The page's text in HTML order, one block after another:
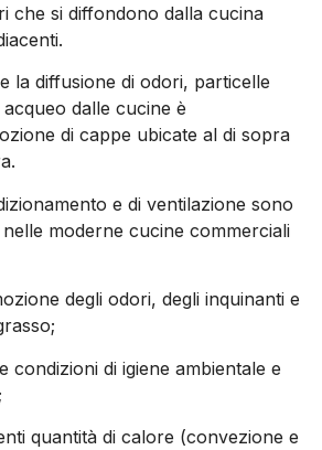
che si diffondono dalla cucina
la diffusione di odori, particelle
dalle cucine è
di cappe ubicate al di sopra
e di ventilazione sono
moderne cucine commerciali
degli odori, degli inquinanti e
condizioni di igiene ambientale e
quantità di calore (convezione e